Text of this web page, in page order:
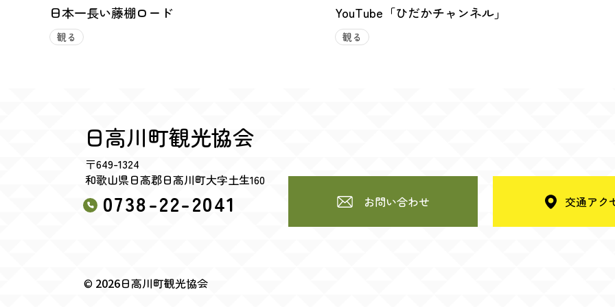
日本一長い藤棚ロード
観る
YouTube「ひだかチャンネル」
観る
日高川町観光協会
〒649-1324
和歌山県日高郡日高川町大字土生160
0738-22-2041 お問い合わせ 交通アク
© 2026日高川町観光協会